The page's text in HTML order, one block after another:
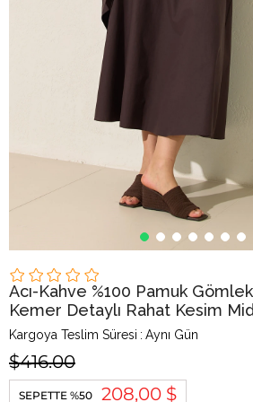
Acı-Kahve %100 Pamuk
Kemer Detaylı Rahat Kesim
Kargoya Teslim Süresi : Aynı Gün
$416.00
SEPETTE %50 208,00 $